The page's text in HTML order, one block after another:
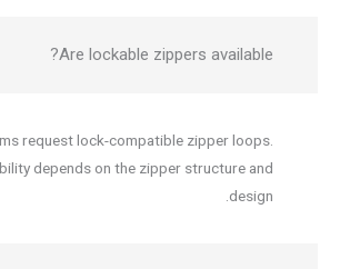
Are lockable zippers available?
request lock-compatible zipper loops.
depends on the zipper structure and
design.